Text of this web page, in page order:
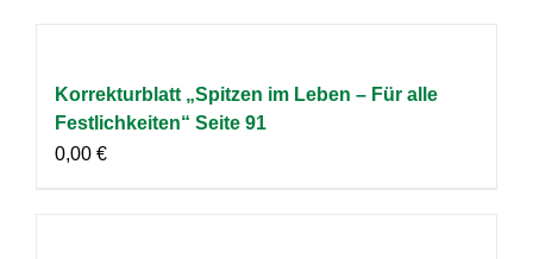
Korrekturblatt „Spitzen im Leben – Für alle
Festlichkeiten“ Seite 91
0,00 €